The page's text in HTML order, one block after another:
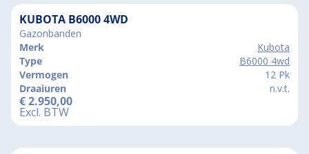
KUBOTA B6000 4WD
Gazonbanden
Merk
Kubota
Type
B6000 4wd
Vermogen
12 Pk
Draaiuren
n.v.t.
€2.950,00
Excl. BTW